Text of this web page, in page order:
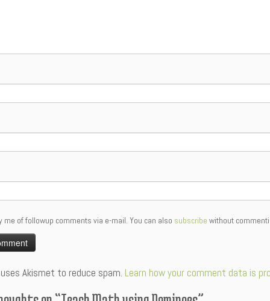
me of followup comments via e-mail. You can also subscribe without
Akismet to reduce spam. Learn how your comment data is